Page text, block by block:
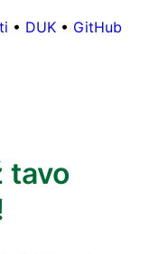
• DUK • GitHub
tavo